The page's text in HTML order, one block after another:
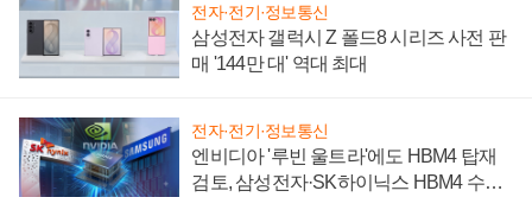
전자·전기·정보통신
삼성전자 갤럭시 Z 폴드8 시리즈 사전 판
매 '144만 대' 역대 최대
전자·전기·정보통신
엔비디아 '루빈 울트라'에도 HBM4 탑재
검토, 삼성전자·SK하이닉스 HBM4 수율